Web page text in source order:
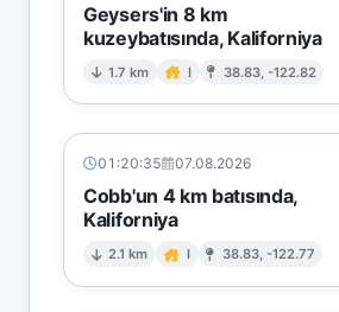
Geysers'in 8 km
kuzeybatısında, Kaliforniya
1.7 km I 38.83, -122.82
01:20:35 07.08.2026
Cobb'un 4 km batısında,
Kaliforniya
2.1 km I 38.83, -122.77